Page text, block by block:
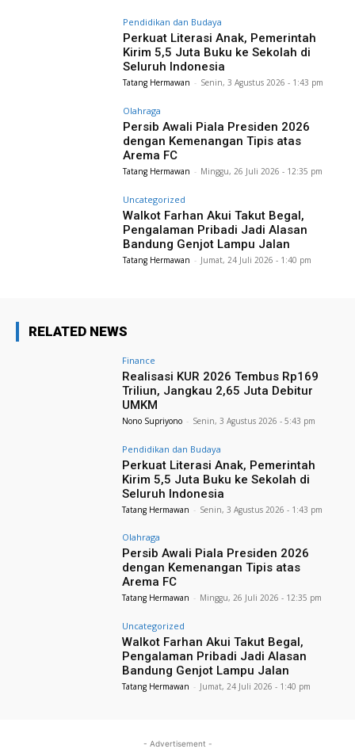
Pendidikan dan Budaya
Perkuat Literasi Anak, Pemerintah
Kirim 5,5 Juta Buku ke Sekolah di
Seluruh Indonesia
Tatang Hermawan - Senin, 3 Agustus 2026 - 1:43 pm
Olahraga
Persib Awali Piala Presiden 2026
dengan Kemenangan Tipis atas
Arema FC
Tatang Hermawan - Minggu, 26 Juli 2026 - 12:35 pm
Uncategorized
Walkot Farhan Akui Takut Begal,
Pengalaman Pribadi Jadi Alasan
Bandung Genjot Lampu Jalan
Tatang Hermawan - Jumat, 24 Juli 2026 - 1:40 pm
RELATED NEWS
Finance
Realisasi KUR 2026 Tembus Rp169
Triliun, Jangkau 2,65 Juta Debitur
UMKM
Nono Supriyono - Senin, 3 Agustus 2026 - 5:43 pm
Pendidikan dan Budaya
Perkuat Literasi Anak, Pemerintah
Kirim 5,5 Juta Buku ke Sekolah di
Seluruh Indonesia
Tatang Hermawan - Senin, 3 Agustus 2026 - 1:43 pm
Olahraga
Persib Awali Piala Presiden 2026
dengan Kemenangan Tipis atas
Arema FC
Tatang Hermawan - Minggu, 26 Juli 2026 - 12:35 pm
Uncategorized
Walkot Farhan Akui Takut Begal,
Pengalaman Pribadi Jadi Alasan
Bandung Genjot Lampu Jalan
Tatang Hermawan - Jumat, 24 Juli 2026 - 1:40 pm
- Advertisement -